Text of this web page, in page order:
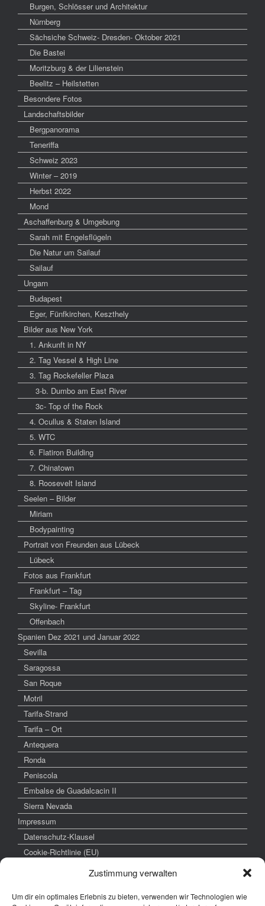
Zustimmung verwalten
Um dir ein optimales Erlebnis zu bieten, verwenden wir Technologien wie
Burgen, Schlösser und Architektur
Nürnberg
Sächsiche Schweiz- Dresden- Oktober 2021
Die Bastei
Moritzburg & der Lilienstein
Beelitz – Heilstetten
Besondere Fotos
Landschaftsbilder
Bergpanorama
Teneriffa
Schweiz 2023
Winter – 2019
Herbst 2022
Mond
Aschaffenburg & Umgebung
Sarah mit Engelsflügeln
Die Natur um Sailauf
Sailauf
Ungarn
Budapest
Eger, Fünfkirchen, Keszthely
Bilder aus New York
1. Ankunft in NY
2. Tag Vessel & High Line
3. Tag Rockefeller Plaza
3-b. Dumbo am East River
3c- Top of the Rock
4. Ocullus & Staten Island
5. WTC
6. Flatiron Building
7. Chinatown
8. Roosevelt Island
Seelen – Bilder
Miriam
Bodypainting
Portrait von Freunden aus Lübeck
Lübeck
Fotos aus Frankfurt
Frankfurt – Tag
Skyline- Frankfurt
Offenbach
Spanien Dez 2021 und Januar 2022
Sevilla
Saragossa
San Roque
Motril
Tarifa-Strand
Tarifa – Ort
Antequera
Ronda
Peniscola
Embalse de Guadalcacin II
Sierra Nevada
Impressum
Datenschutz-Klausel
Cookie-Richtlinie (EU)
weitere interessante Links